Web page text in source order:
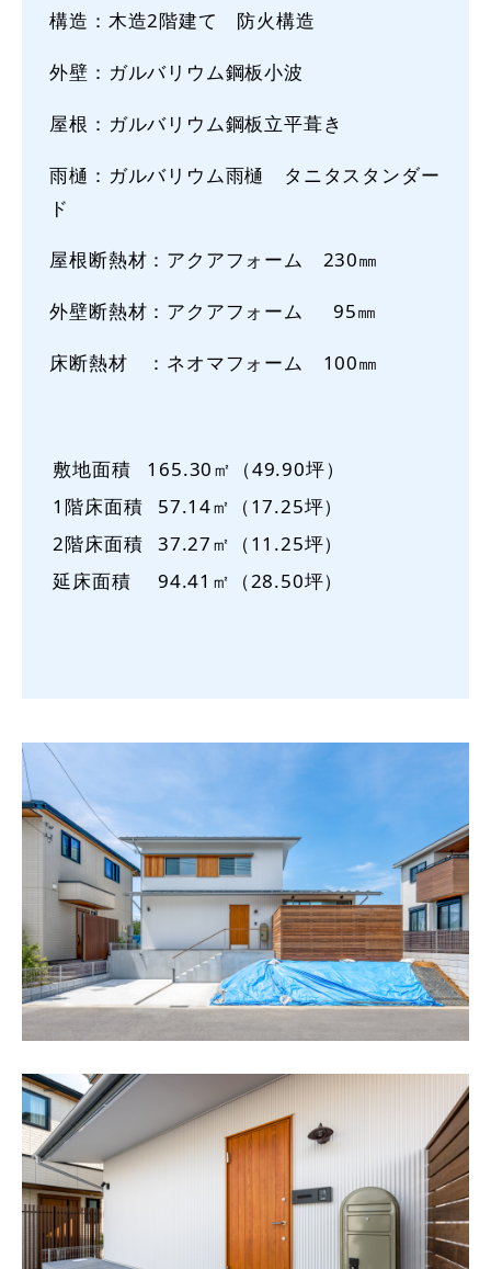
構造：木造2階建て 防火構造
外壁：ガルバリウム鋼板小波
屋根：ガルバリウム鋼板立平葺き
雨樋：ガルバリウム雨樋 タニタスタンダー
ド
屋根断熱材：アクアフォーム 230㎜
外壁断熱材：アクアフォーム 95㎜
床断熱材 ：ネオマフォーム 100㎜
敷地面積
165.30㎡（49.90坪）
1階床面積
57.14㎡（17.25坪）
2階床面積
37.27㎡（11.25坪）
延床面積
94.41㎡（28.50坪）